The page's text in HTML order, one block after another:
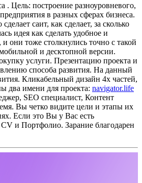
Цель: построение разноуровневого,
в разных сферах бизнеса.
саит, как сделает, за сколько
идея как сделать удобное и
они тоже столкнулись точно с такой
и десктопной версии.
услуги. Презентацию проекта и
способа развития. На данный
Кликабельный дизайн 4х частей,
два имени для проекта: navigator.life
SEO специалист, Контент
Вы четко видите цели и этапы их
Если это Вы у Вас есть
CV и Портфолио. Зарание благодарен